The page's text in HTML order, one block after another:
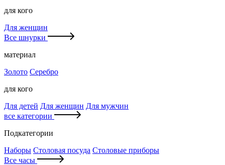
для кого
Для женщин
Все шнурки
материал
Золото Серебро
для кого
Для детей Для женщин Для мужчин
все категории
Подкатегории
Наборы Столовая посуда Столовые приборы
Все часы